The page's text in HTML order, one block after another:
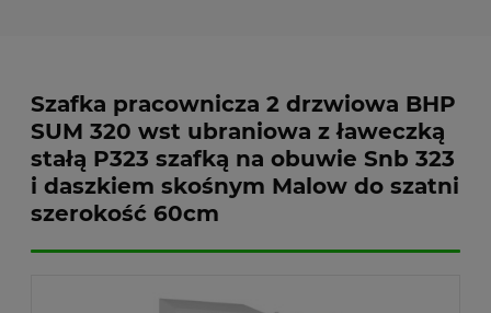
Szafka pracownicza 2 drzwiowa BHP
SUM 320 wst ubraniowa z ławeczką
stałą P323 szafką na obuwie Snb 323
i daszkiem skośnym Malow do szatni
szerokość 60cm